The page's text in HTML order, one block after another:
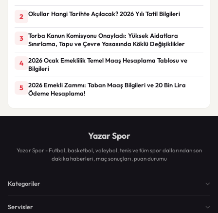
2 Okullar Hangi Tarihte Açılacak? 2026 Yılı Tatil Bilgileri
3
Torba Kanun Komisyonu Onayladı: Yüksek Aidatlara
Sınırlama, Tapu ve Çevre Yasasında Köklü Değişiklikler
4
2026 Ocak Emeklilik Temel Maaş Hesaplama Tablosu ve
Bilgileri
5
2026 Emekli Zammı: Taban Maaş Bilgileri ve 20 Bin Lira
Ödeme Hesaplama!
Yazar Spor
Yazar Spor - Futbol, basketbol, voleybol, tenis ve tüm spor dallarından son
dakika haberleri, maç sonuçları, puan durumu
Kategoriler
Servisler